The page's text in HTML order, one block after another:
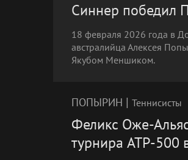
Синнер победил
18 февраля 2026 года в
австралийца Алексея
Якубом Меншиком.
ПОПЫРИН | Теннисисты
Феликс Оже-
турнира ATP-500